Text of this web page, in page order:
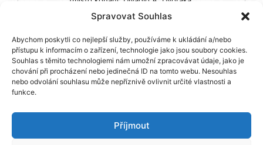
Spravovat Souhlas
Abychom poskytli co nejlepší služby, používáme k ukládání a/nebo
přístupu k informacím o zařízení, technologie jako jsou soubory cookies.
Souhlas s těmito technologiemi nám umožní zpracovávat údaje, jako je
chování při procházení nebo jedinečná ID na tomto webu. Nesouhlas
nebo odvolání souhlasu může nepříznivě ovlivnit určité vlastnosti a
funkce.
Příjmout
Příbram)
účinkující: Laura van der Heijden (Velká
filharmonie, Chuhei Iwasaki (Japonsko)
– dirigent
57Fotky